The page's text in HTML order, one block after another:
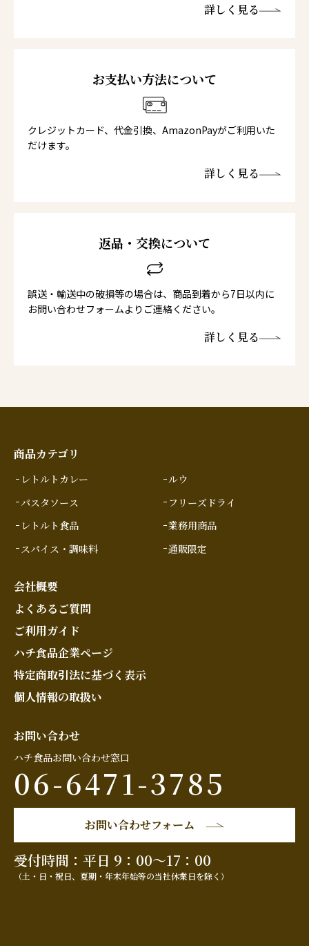
詳しく見る
お支払い方法について
クレジットカード、代金引換、AmazonPayがご利用いた
だけます。
詳しく見る
返品・交換について
誤送・輸送中の破損等の場合は、商品到着から7日以内に
お問い合わせフォームよりご連絡ください。
詳しく見る
商品カテゴリ
レトルトカレー
パスタソース
レトルト食品
スパイス・調味料
ルウ
フリーズドライ
業務用商品
通販限定
会社概要
よくあるご質問
ご利用ガイド
ハチ食品企業ページ
特定商取引法に基づく表示
個人情報の取扱い
お問い合わせ
ハチ食品お問い合わせ窓口
06-6471-3785
お問い合わせフォーム
受付時間：平日 9：00～17：00
（土・日・祝日、夏期・年末年始等の当社休業日を除く）